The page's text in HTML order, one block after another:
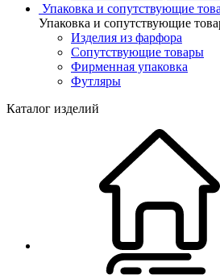
Упаковка и сопутствующие
Упаковка и сопутствующие
Изделия из фарфора
Сопутствующие товары
Фирменная упаковка
Футляры
Каталог изделий